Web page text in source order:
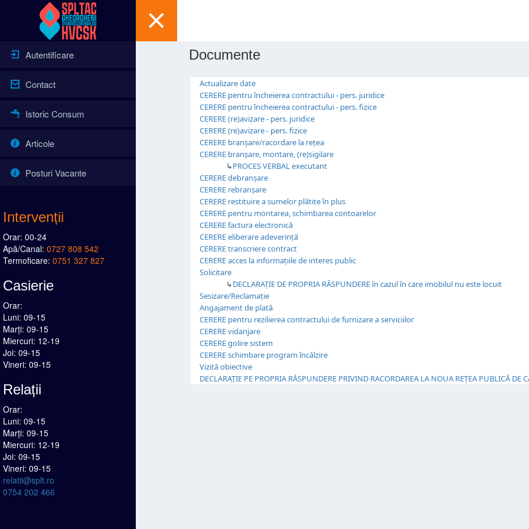
Autentificare
Contact
Istoric Consum
Articole
Posturi Vacante
Intervenții
Orar: 00-24
Apă/Canal: 0727 808 542
Termoficare: 0751 327 827
Casierie
Orar:
Luni: 09-15
Marți: 09-15
Miercuri: 12-19
Joi: 09-15
Vineri: 09-15
Relații
Orar:
Luni: 09-15
Marți: 09-15
Miercuri: 12-19
Joi: 09-15
Vineri: 09-15
relatii@splt.ro
0754 202 466
Documente
Actualizare date
CERERE pentru încheierea contractului - pers. juridice
CERERE pentru încheierea contractului - pers. fizice
CERERE (re)avizare - pers. juridice
CERERE (re)avizare - pers. fizice
CERERE branşare/racordare la reţea
CERERE branșare, montare, (re)sigilare
↳PROCES VERBAL executant
CERERE debranșare
CERERE rebranșare
CERERE restituire a sumelor plătite în plus
CERERE pentru montarea, schimbarea contoarelor
CERERE factura electronică
CERERE eliberare adeverință
CERERE transcriere contract
CERERE acces la informațiile de interes public
Solicitare
↳DECLARAȚIE DE PROPRIA RĂSPUNDERE în cazul în care imobilul nu este locuit
Sesizare/Reclamație
Angajament de plată
CERERE pentru rezilierea contractului de furnizare a serviciilor
CERERE vidanjare
CERERE golire sistem
CERERE schimbare program încălzire
Vizită obiective
DECLARAȚIE PE PROPRIA RĂSPUNDERE PRIVIND RACORDAREA LA NOUA REȚEA PUBLICĂ DE